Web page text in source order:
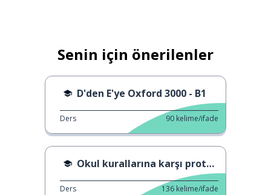
Senin için önerilenler
D'den E'ye Oxford 3000 - B1
Ders 90 kelime/ifade
Okul kurallarına karşı protesto.
Ders 136 kelime/ifade